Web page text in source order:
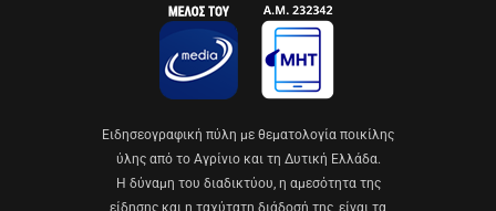
Eιδησεογραφική πύλη με θεματολογία ποικίλης
ύλης από το Αγρίνιο και τη Δυτική Ελλάδα.
Η δύναμη του διαδικτύου, η αμεσότητα της
είδησης και η ταχύτατη διάδοσή της, είναι τα